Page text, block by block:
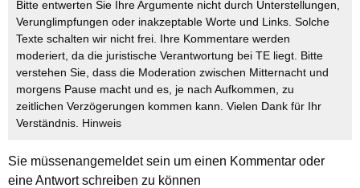
Bitte entwerten Sie Ihre Argumente nicht durch Unterstellungen,
Verunglimpfungen oder inakzeptable Worte und Links. Solche
Texte schalten wir nicht frei. Ihre Kommentare werden
moderiert, da die juristische Verantwortung bei TE liegt. Bitte
verstehen Sie, dass die Moderation zwischen Mitternacht und
morgens Pause macht und es, je nach Aufkommen, zu
zeitlichen Verzögerungen kommen kann. Vielen Dank für Ihr
Verständnis. Hinweis
Sie müssenangemeldetsein um einen Kommentar oder
eine Antwort schreiben zu können